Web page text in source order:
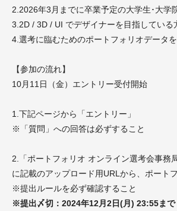
2.2026年3月までに卒業予定の大学生･大学
3.2D / 3D / UI でデザイナーを目指している
4.選考に臨むためのポートフォリオデータ
【参加の流れ】
10月11日（金） エントリー受付開始
1.下記ページから「エントリー」
※「質問」への回答は必ずすること
2.「ポートフォリオ オンライン選考会事務
に記載のアップロード用URLから、ポート
※提出ルールを必ず確認すること
※提出〆切：2024年12月2日(月) 23:55まで